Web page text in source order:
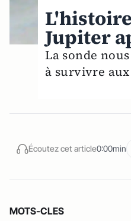
Jupiter
La sonde
à survivre
Écoutez cet article0:00min
MOTS-CLES